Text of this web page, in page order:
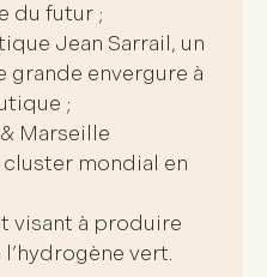
du futur ;
Jean Sarrail, un
envergure à
;
Marseille
mondial en
visant à produire
vert.